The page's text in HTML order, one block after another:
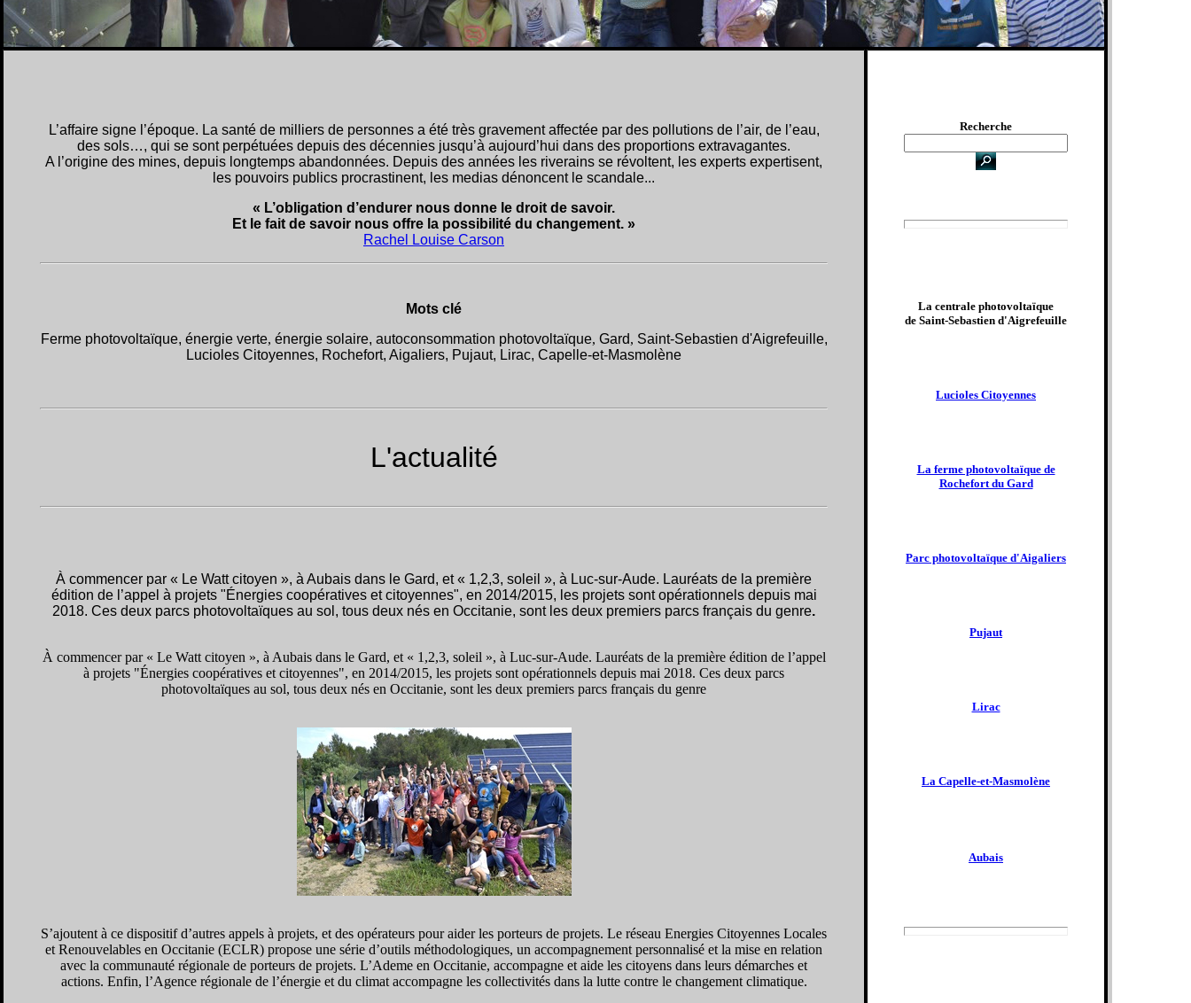
L’affaire signe l’époque. La santé de milliers de personnes a été très gravement affectée par des pollutions de l’air, de l’eau,
des sols…, qui se sont perpétuées depuis des décennies jusqu’à aujourd’hui dans des proportions extravagantes.
A l’origine des mines, depuis longtemps abandonnées. Depuis des années les riverains se révoltent, les experts expertisent,
les pouvoirs publics procrastinent, les medias dénoncent le scandale...
« L’obligation d’endurer nous donne le droit de savoir.
Et le fait de savoir nous offre la possibilité du changement. »
Rachel Louise Carson
Mots clé
Ferme photovoltaïque, énergie verte, énergie solaire, autoconsommation photovoltaïque, Gard, Saint-Sebastien d'Aigrefeuille,
Lucioles Citoyennes, Rochefort, Aigaliers, Pujaut, Lirac, Capelle-et-Masmolène
L'actualité
À commencer par « Le Watt citoyen », à Aubais dans le Gard, et « 1,2,3, soleil », à Luc-sur-Aude. Lauréats de la première
édition de l’appel à projets "Énergies coopératives et citoyennes", en 2014/2015, les projets sont opérationnels depuis mai
2018. Ces deux parcs photovoltaïques au sol, tous deux nés en Occitanie, sont les deux premiers parcs français du genre.
À commencer par « Le Watt citoyen », à Aubais dans le Gard, et « 1,2,3, soleil », à Luc-sur-Aude. Lauréats de la première édition de l’appel
à projets "Énergies coopératives et citoyennes", en 2014/2015, les projets sont opérationnels depuis mai 2018. Ces deux parcs
photovoltaïques au sol, tous deux nés en Occitanie, sont les deux premiers parcs français du genre
S’ajoutent à ce dispositif d’autres appels à projets, et des opérateurs pour aider les porteurs de projets. Le réseau Energies Citoyennes Locales
et Renouvelables en Occitanie (ECLR) propose une série d’outils méthodologiques, un accompagnement personnalisé et la mise en relation
avec la communauté régionale de porteurs de projets. L’Ademe en Occitanie, accompagne et aide les citoyens dans leurs démarches et
actions. Enfin, l’Agence régionale de l’énergie et du climat accompagne les collectivités dans la lutte contre le changement climatique.
Recherche
La centrale photovoltaïque
de Saint-Sebastien d'Aigrefeuille
Lucioles Citoyennes
La ferme photovoltaïque de
Rochefort du Gard
Parc photovoltaïque d'Aigaliers
Pujaut
Lirac
La Capelle-et-Masmolène
Aubais